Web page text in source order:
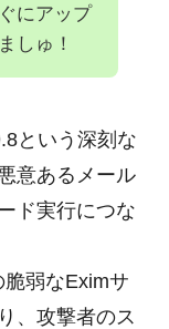
にアップ
しゅ！
という深刻な
意あるメール
ド実行につな
弱なEximサ
、攻撃者のス